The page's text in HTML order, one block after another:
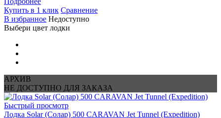
Купить в 1 клик Сравнение
В избранное Недоступно
Выбери цвет лодки
АРХИВ
НЕ ДОСТУПНО ДЛЯ ЗАКАЗА
Быстрый просмотр
Лодка Solar (Солар) 500 CARAVAN Jet Tunnel (Expedition)